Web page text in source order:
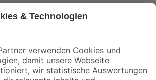
Angebote und Aktionen mehr verpassen!